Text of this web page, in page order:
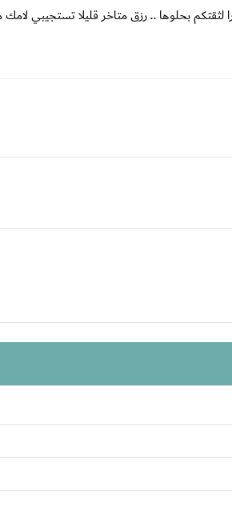
بحلوها .. رزق متاخر قليلا تستجيبي لامك